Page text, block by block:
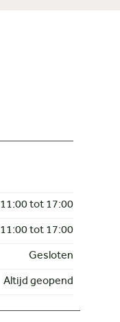
11:00 tot 17:00
11:00 tot 17:00
Gesloten
Altijd geopend